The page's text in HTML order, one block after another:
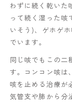
わずに続く乾いた
って続く湿った咳
いそう)、ゲホゲ
でいます。
同じ咳でもこの二
す。コンコン咳は
咳を止める治療が
気管支や肺から分